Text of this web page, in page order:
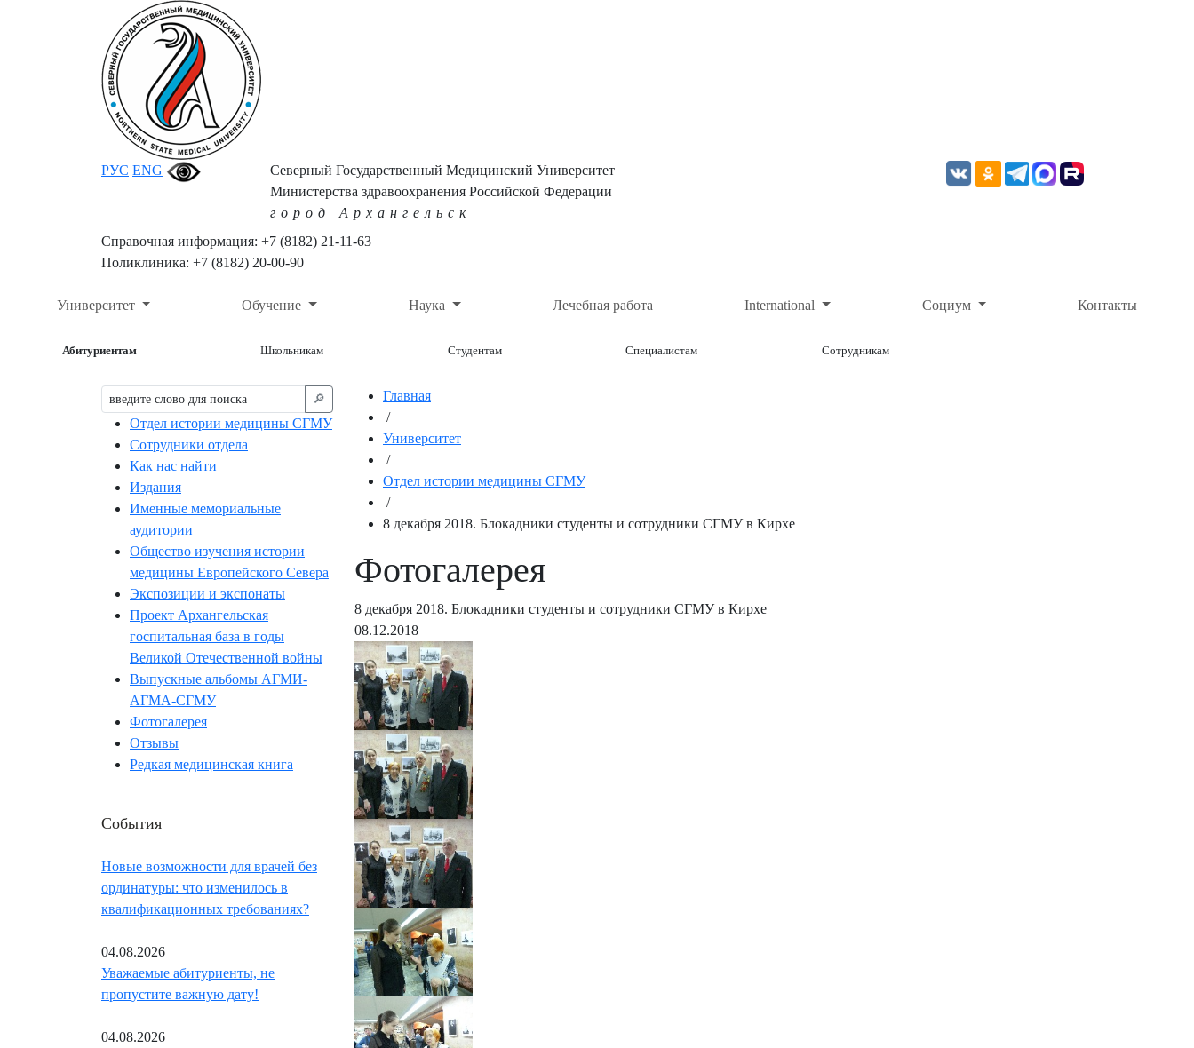
РУС ENG
Северный Государственный Медицинский Университет
Министерства здравоохранения Российской Федерации
город Архангельск
Справочная информация: +7 (8182) 21-11-63
Поликлиника: +7 (8182) 20-00-90
Университет Обучение Наука Лечебная работа International Социум Контакты
Абитуриентам Школьникам Студентам Специалистам Сотрудникам
🔎︎
Отдел истории медицины СГМУ
Сотрудники отдела
Как нас найти
Издания
Именные мемориальные
аудитории
Общество изучения истории
медицины Европейского Севера
Экспозиции и экспонаты
Проект Архангельская
госпитальная база в годы
Великой Отечественной войны
Выпускные альбомы АГМИ-
АГМА-СГМУ
Фотогалерея
Отзывы
Редкая медицинская книга
События
Новые возможности для врачей без
ординатуры: что изменилось в
квалификационных требованиях?
04.08.2026
Уважаемые абитуриенты, не
пропустите важную дату!
04.08.2026
Главная
/
Университет
/
Отдел истории медицины СГМУ
/
8 декабря 2018. Блокадники студенты и сотрудники СГМУ в Кирхе
Фотогалерея
8 декабря 2018. Блокадники студенты и сотрудники СГМУ в Кирхе
08.12.2018